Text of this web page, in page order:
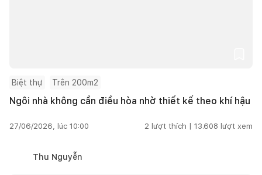
Biệt thự Trên 200m2
Ngôi nhà không cần điều hòa nhờ thiết kế theo khí hậu
27/06/2026, lúc 10:00 2 lượt thích | 13.608 lượt xem
Thu Nguyễn